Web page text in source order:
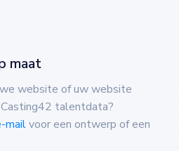
maat
website of uw website
talentdata?
mailvoor een ontwerp of een